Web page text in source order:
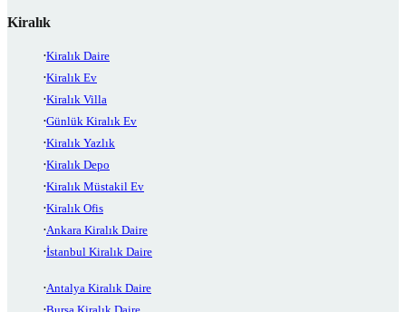
Kiralık
Kiralık Daire
Kiralık Ev
Kiralık Villa
Günlük Kiralık Ev
Kiralık Yazlık
Kiralık Depo
Kiralık Müstakil Ev
Kiralık Ofis
Ankara Kiralık Daire
İstanbul Kiralık Daire
Antalya Kiralık Daire